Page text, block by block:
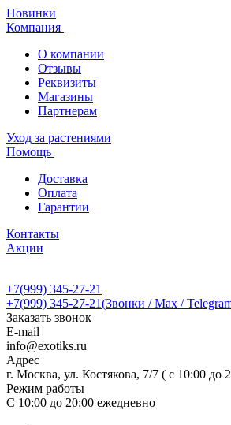
Новинки
Компания
О компании
Отзывы
Реквизиты
Магазины
Партнерам
Уход за растениями
Помощь
Доставка
Оплата
Гарантии
Контакты
Акции
+7(999) 345-27-21
+7(999) 345-27-21(Звонки / Max /
Заказать звонок
E-mail
info@exotiks.ru
Адрес
г. Москва, ул. Костякова, 7/7 ( с 10:00 до
Режим работы
С 10:00 до 20:00 ежедневно